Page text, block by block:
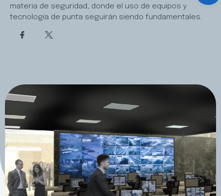
materia de seguridad, donde el uso de equipos y
tecnología de punta seguirán siendo fundamentales.